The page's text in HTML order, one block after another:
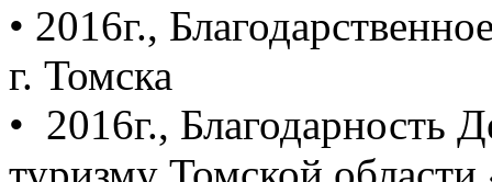
• 2016г.,
г. Томска
• ­ 2016г., Благодарность